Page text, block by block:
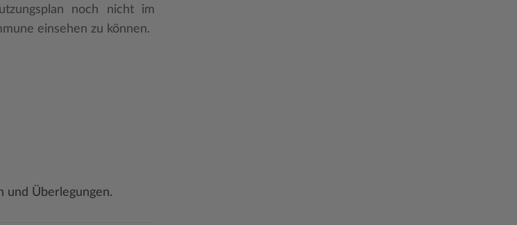
noch nicht im
einsehen zu können.
und Überlegungen.